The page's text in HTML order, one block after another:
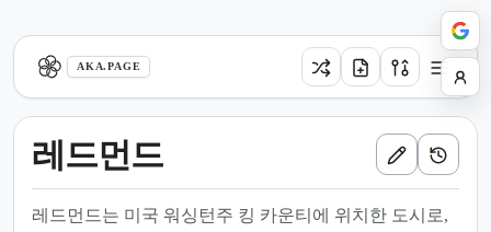
AKA.PAGE
레드먼드
레드먼드는 미국 워싱턴주 킹 카운티에 위치한 도시로,